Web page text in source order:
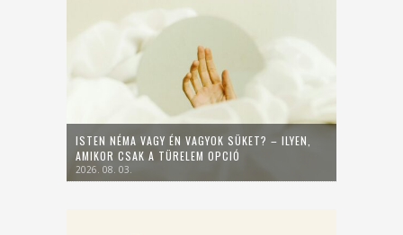
ISTEN NÉMA VAGY ÉN VAGYOK SÜKET? – ILYEN,
AMIKOR CSAK A TÜRELEM OPCIÓ
2026. 08. 03.